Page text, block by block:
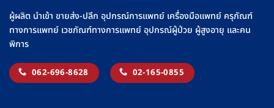
ผู้ผลิต นำเข้า ขายส่ง-ปลีก อุปกรณ์การแพทย์ เครื่องมือแพทย์ ครุภัณฑ์
ทางการแพทย์ เวชภัณฑ์ทางการแพทย์ อุปกรณ์ผู้ป่วย ผู้สูงอายุ และคน
พิการ
062-696-8628 02-165-0855